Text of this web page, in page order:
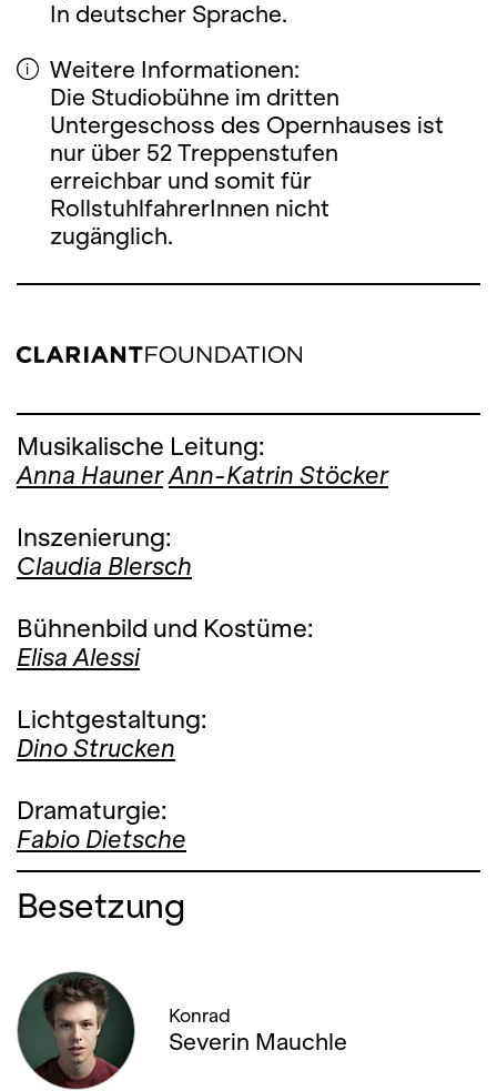
In deutscher Sprache.
Weitere Informationen:
Die Studiobühne im dritten
Untergeschoss des Opernhauses ist
nur über 52 Treppenstufen
erreichbar und somit für
RollstuhlfahrerInnen nicht
zugänglich.
Musikalische Leitung:
Anna HaunerAnn-Katrin Stöcker
Inszenierung:
Claudia Blersch
Bühnenbild und Kostüme:
Elisa Alessi
Lichtgestaltung:
Dino Strucken
Dramaturgie:
Fabio Dietsche
Besetzung
Konrad
Severin Mauchle